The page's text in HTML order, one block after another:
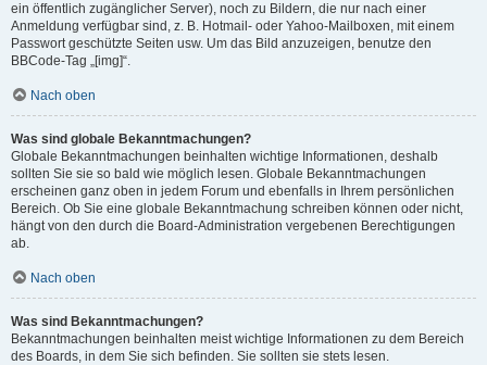
ein öffentlich zugänglicher Server), noch zu Bildern, die nur nach einer
Anmeldung verfügbar sind, z. B. Hotmail- oder Yahoo-Mailboxen, mit einem
Passwort geschützte Seiten usw. Um das Bild anzuzeigen, benutze den
BBCode-Tag „[img]“.
Nach oben
Was sind globale Bekanntmachungen?
Globale Bekanntmachungen beinhalten wichtige Informationen, deshalb
sollten Sie sie so bald wie möglich lesen. Globale Bekanntmachungen
erscheinen ganz oben in jedem Forum und ebenfalls in Ihrem persönlichen
Bereich. Ob Sie eine globale Bekanntmachung schreiben können oder nicht,
hängt von den durch die Board-Administration vergebenen Berechtigungen
ab.
Nach oben
Was sind Bekanntmachungen?
Bekanntmachungen beinhalten meist wichtige Informationen zu dem Bereich
des Boards, in dem Sie sich befinden. Sie sollten sie stets lesen.